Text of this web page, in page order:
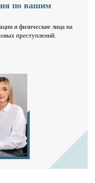
по вашим
и физические лица на
преступлений.